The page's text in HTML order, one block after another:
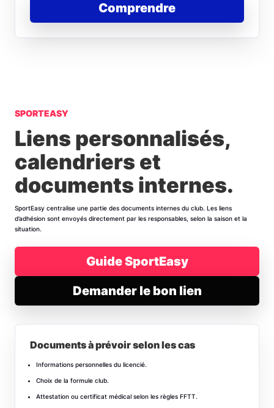
Comprendre
SPORTEASY
Liens personnalisés,
calendriers et
documents internes.
SportEasy centralise une partie des documents internes du club. Les liens
d’adhésion sont envoyés directement par les responsables, selon la saison et la
situation.
Guide SportEasy
Demander le bon lien
Documents à prévoir selon les cas
Informations personnelles du licencié.
Choix de la formule club.
Attestation ou certificat médical selon les règles FFTT.